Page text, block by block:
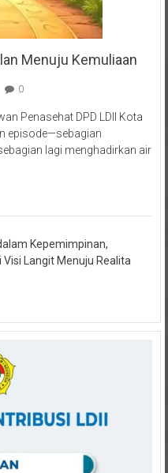
Menuju Kemuliaan
episode—sebagian
lagi menghadirkan air
Langit Menuju Realita